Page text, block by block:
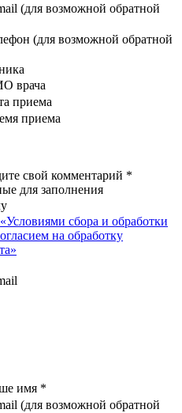
(для возможной обратной
(для возможной обратной
врача
приема
приема
свой комментарий *
для заполнения
«Условиями сбора и обработки
на обработку
имя *
(для возможной обратной